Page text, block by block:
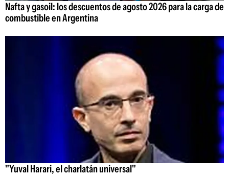
Nafta y gasoil: los descuentos de agosto 2026 para la carga de
combustible en Argentina
"Yuval Harari, el charlatán universal"